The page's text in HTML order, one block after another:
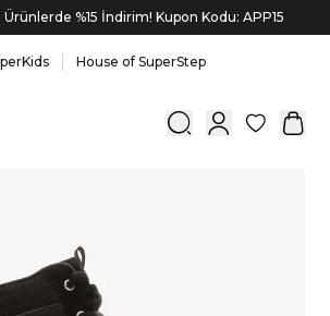
%15 İndirim! Kupon Kodu: APP15
House of SuperStep
0